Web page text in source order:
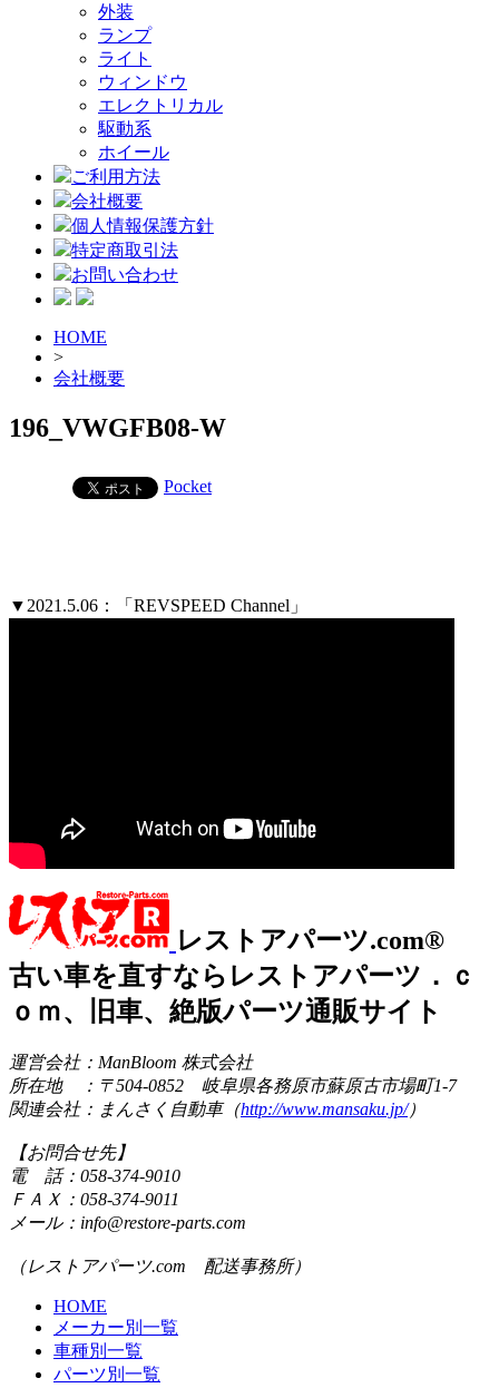
外装
ランプ
ライト
ウィンドウ
エレクトリカル
駆動系
ホイール
ご利用方法
会社概要
個人情報保護方針
特定商取引法
お問い合わせ
HOME
>
会社概要
196_VWGFB08-W
Pocket
▼2021.5.06：「REVSPEED Channel」
レストアパーツ.com®
古い車を直すならレストアパーツ．ｃ
ｏｍ、旧車、絶版パーツ通販サイト
運営会社：ManBloom 株式会社
所在地 ：〒504-0852 岐阜県各務原市蘇原古市場町1-7
関連会社：まんさく自動車（http://www.mansaku.jp/）
【お問合せ先】
電 話：058-374-9010
ＦＡＸ：058-374-9011
メール：info@restore-parts.com
（レストアパーツ.com 配送事務所）
HOME
メーカー別一覧
車種別一覧
パーツ別一覧